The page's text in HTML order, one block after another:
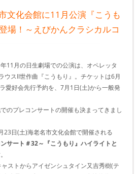
文化会館に11月公演『こうも
場！～えびかんクラシカルコ
11月の日生劇場での公演は、オペレッタ
ウスII世作曲『こうもり』。チケットは6月
愛好会先行予約を、7月1日(土)から一般発
のプレコンサートの開催も決まってきまし
23日(土)海老名市文化会館で開催される
サート＃32～『こうもり』ハイライトと
ストからアイゼンシュタイン又吉秀樹(テ